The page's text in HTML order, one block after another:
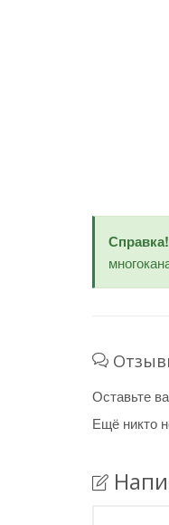
Справка!
Оставьте
Ещё никто